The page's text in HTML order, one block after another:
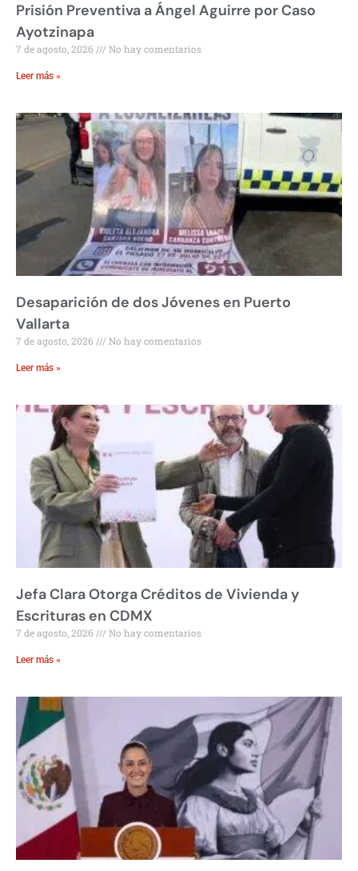
Prisión Preventiva a Ángel Aguirre por Caso
Ayotzinapa
7 de agosto, 2026 No hay comentarios
Leer más »
Desaparición de dos Jóvenes en Puerto
Vallarta
7 de agosto, 2026 No hay comentarios
Leer más »
Jefa Clara Otorga Créditos de Vivienda y
Escrituras en CDMX
7 de agosto, 2026 No hay comentarios
Leer más »